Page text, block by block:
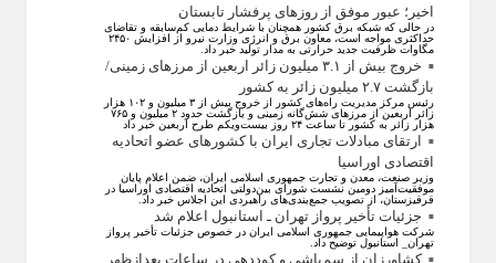
اخیر؛ عبور موفق از روز‌های پرفشار تابستان
در حالی که شبکه برق کشور همچنان با شرایط دمایی کم‌سابقه و تقاضای
حداکثری مواجه است، معاون برق و انرژی وزارت نیرو از افزایش ۲۴۵۰
مگاوات ظرفیت جدید حرارتی به مدار تولید خبر داد.
خروج بیش از ۳.۱ میلیون زائر اربعین از مرزهای زمینی/
بازگشت ۲.۷ میلیون زائر به کشور
رئیس مرکز مدیریت راه‌های کشور از خروج بیش از ۳ میلیون و ۱۰۲ هزار
زائر اربعین از مرزهای شش‌گانه زمینی و بازگشت حدود ۲ میلیون و ۷۶۵
هزار زائر به کشور تا ساعت ۲۴ روز بیست‌ویکم طرح اربعین خبر داد
ارتقای مبادلات تجاری ایران با کشور‌های عضو اتحادیه
اقتصادی اوراسیا
وزیر صنعت، معدن و تجارت جمهوری اسلامی ایران، ضمن اعلام پایان
موفقیت‌آمیز دومین نشست شورای بین‌دولتی اتحادیه اقتصادی اوراسیا در
قرقیزستان، از تصویب جمع‌بندی‌های راهبردی این اجلاس خبر داد.
جزئیات تأخیر پرواز تهران ـ استانبول اعلام شد
شرکت هواپیمایی جمهوری اسلامی ایران در خصوص جزئیات تأخیر پرواز
تهران_ استانبول توضیح داد.
کشاورزان از سم‌پاشی و کوددهی در ساعات بعدازظهر